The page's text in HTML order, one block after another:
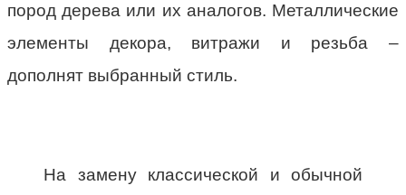
пород дерева или их аналогов. Металлические
элементы декора, витражи и резьба –
дополнят выбранный стиль.
На замену классической и обычной